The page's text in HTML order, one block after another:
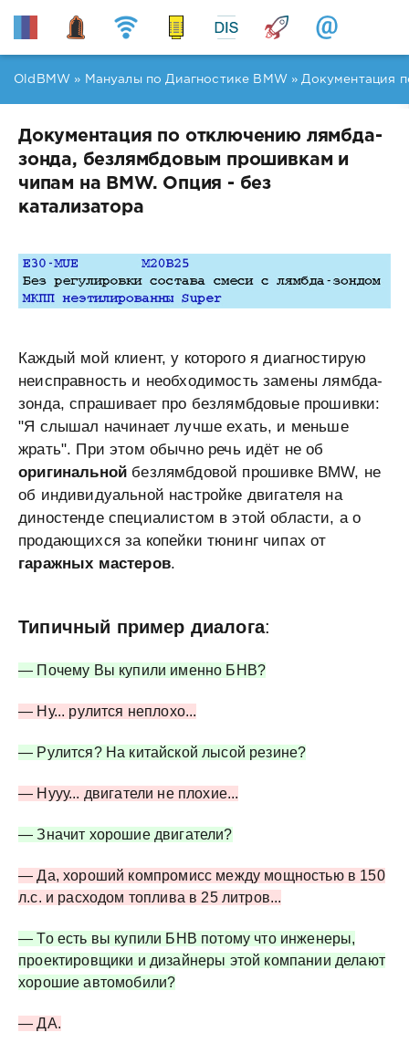
OldBMW » Мануалы по Диагностике BMW » Документация
Документация по отключению лямбда-
зонда, безлямбдовым прошивкам и
чипам на BMW. Опция - без
катализатора
Каждый мой клиент, у которого я диагностирую
неисправность и необходимость замены лямбда-
зонда, спрашивает про безлямбдовые прошивки:
"Я слышал начинает лучше ехать, и меньше
жрать". При этом обычно речь идёт не об
оригинальной безлямбдовой прошивке BMW, не
об индивидуальной настройке двигателя на
диностенде специалистом в этой области, а о
продающихся за копейки тюнинг чипах от
гаражных мастеров.
Типичный пример диалога:
— Почему Вы купили именно БНВ?
— Ну... рулится неплохо...
— Рулится? На китайской лысой резине?
— Нууу... двигатели не плохие...
— Значит хорошие двигатели?
— Да, хороший компромисс между мощностью в 150
л.с. и расходом топлива в 25 литров...
— То есть вы купили БНВ потому что инженеры,
проектировщики и дизайнеры этой компании делают
хорошие автомобили?
— ДА.